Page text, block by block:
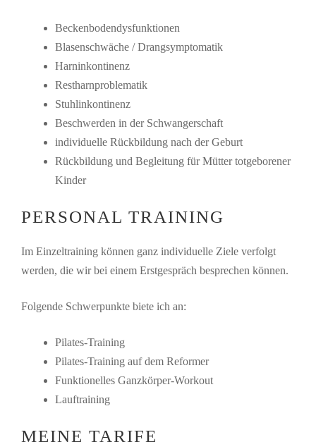
Beckenbodendysfunktionen
Blasenschwäche / Drangsymptomatik
Harninkontinenz
Restharnproblematik
Stuhlinkontinenz
Beschwerden in der Schwangerschaft
individuelle Rückbildung nach der Geburt
Rückbildung und Begleitung für Mütter totgeborener
Kinder
PERSONAL TRAINING
Im Einzeltraining können ganz individuelle Ziele verfolgt
werden, die wir bei einem Erstgespräch besprechen können.
Folgende Schwerpunkte biete ich an:
Pilates-Training
Pilates-Training auf dem Reformer
Funktionelles Ganzkörper-Workout
Lauftraining
MEINE TARIFE